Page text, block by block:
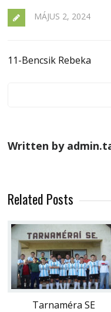
MÁJUS 2, 2024
11-Bencsik Rebeka
Written by
Related Posts
Tarnaméra SE